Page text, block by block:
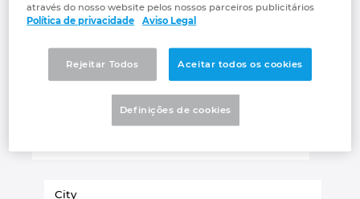
Croatia
Czech Republic
através do nosso website pelos nossos parceiros publicitários
Política de privacidade
Aviso Legal
Rejeitar Todos Aceitar todos os cookies
Definições de cookies